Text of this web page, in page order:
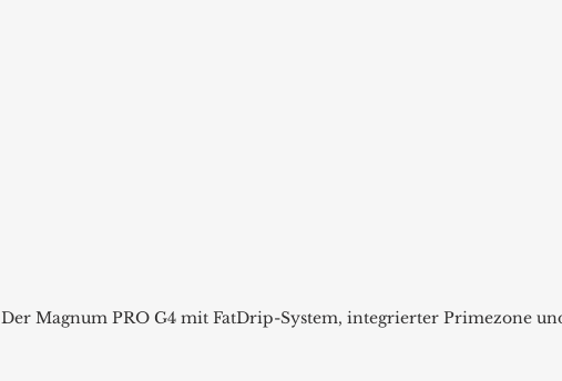
Der Magnum PRO G4 mit FatDrip-System, integrierter Primezone